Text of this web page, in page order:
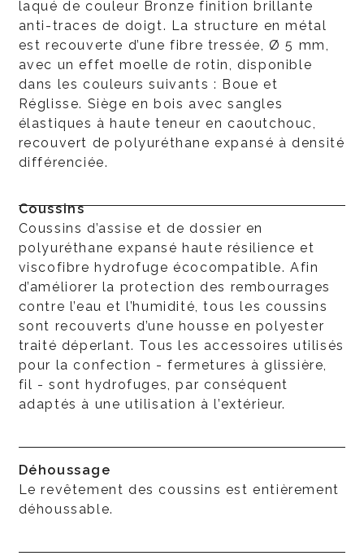
laqué de couleur Bronze finition brillante
anti-traces de doigt. La structure en métal
est recouverte d’une fibre tressée, Ø 5 mm,
avec un effet moelle de rotin, disponible
dans les couleurs suivants : Boue et
Réglisse. Siège en bois avec sangles
élastiques à haute teneur en caoutchouc,
recouvert de polyuréthane expansé à densité
différenciée.
Coussins
Coussins d’assise et de dossier en
polyuréthane expansé haute résilience et
viscofibre hydrofuge écocompatible. Afin
d’améliorer la protection des rembourrages
contre l’eau et l’humidité, tous les coussins
sont recouverts d’une housse en polyester
traité déperlant. Tous les accessoires utilisés
pour la confection - fermetures à glissière,
fil - sont hydrofuges, par conséquent
adaptés à une utilisation à l’extérieur.
Déhoussage
Le revêtement des coussins est entièrement
déhoussable.